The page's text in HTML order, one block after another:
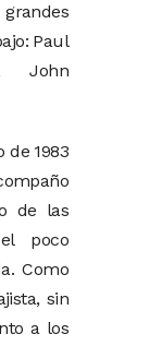
Paul
John
de 1983
de las
poco
Como
sin
a los